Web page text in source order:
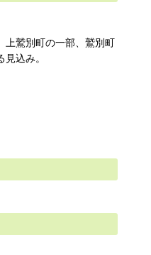
上鷲別町の一部、鷲別町
込み。